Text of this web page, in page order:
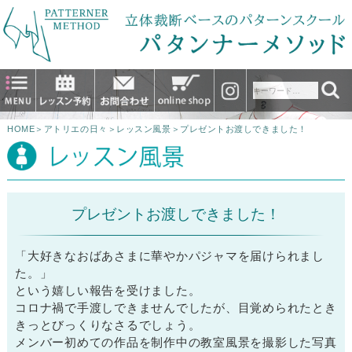
HOME ＞ アトリエの日々 ＞ レッスン風景 ＞ プレゼントお渡しできました！
プレゼントお渡しできました！
「大好きなおばあさまに華やかパジャマを届けられまし
た。」
という嬉しい報告を受けました。
コロナ禍で手渡しできませんでしたが、目覚められたとき
きっとびっくりなさるでしょう。
メンバー初めての作品を制作中の教室風景を撮影した写真